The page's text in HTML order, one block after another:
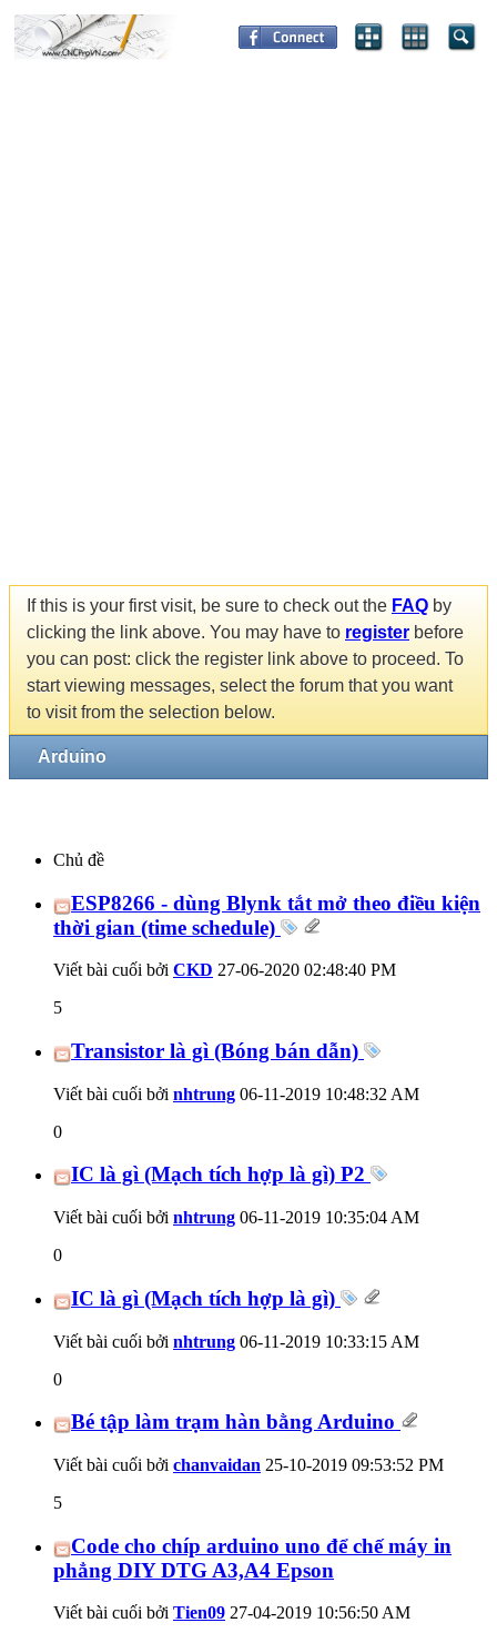
If this is your first visit, be sure to check out the FAQ by
clicking the link above. You may have to register before
you can post: click the register link above to proceed. To
start viewing messages, select the forum that you want
to visit from the selection below.
Arduino
Chủ đề
ESP8266 - dùng Blynk tắt mở theo điều kiện
thời gian (time schedule)
Viết bài cuối bởi CKD 27-06-2020 02:48:40 PM
5
Transistor là gì (Bóng bán dẫn)
Viết bài cuối bởi nhtrung 06-11-2019 10:48:32 AM
0
IC là gì (Mạch tích hợp là gì) P2
Viết bài cuối bởi nhtrung 06-11-2019 10:35:04 AM
0
IC là gì (Mạch tích hợp là gì)
Viết bài cuối bởi nhtrung 06-11-2019 10:33:15 AM
0
Bé tập làm trạm hàn bằng Arduino
Viết bài cuối bởi chanvaidan 25-10-2019 09:53:52 PM
5
Code cho chíp arduino uno để chế máy in
phẳng DIY DTG A3,A4 Epson
Viết bài cuối bởi Tien09 27-04-2019 10:56:50 AM